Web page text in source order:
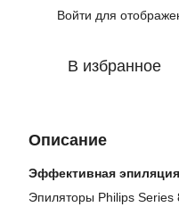
Войти для
В избранное
Описание
Эффективная
Эпиляторы Philips Series